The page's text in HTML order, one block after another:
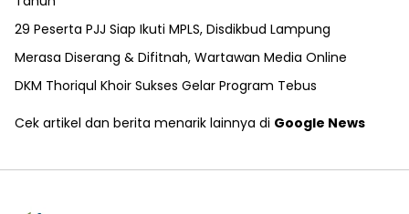
29 Peserta PJJ Siap Ikuti MPLS, Disdikbud Lampung
Merasa Diserang & Difitnah, Wartawan Media Online
DKM Thoriqul Khoir Sukses Gelar Program Tebus
Cek artikel dan berita menarik lainnya di Google News